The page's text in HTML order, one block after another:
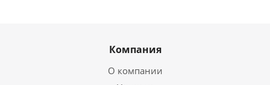
Компания
О компании